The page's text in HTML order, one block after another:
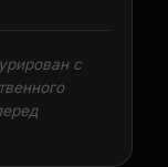
с